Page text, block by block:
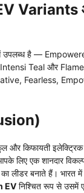
Variants
उपलब्ध है —
Teal और Flame
Fearless,
और किफायती
लिए एक शानदार
लीडर बनाते हैं। भारत
EV निश्चित रूप से उसमें